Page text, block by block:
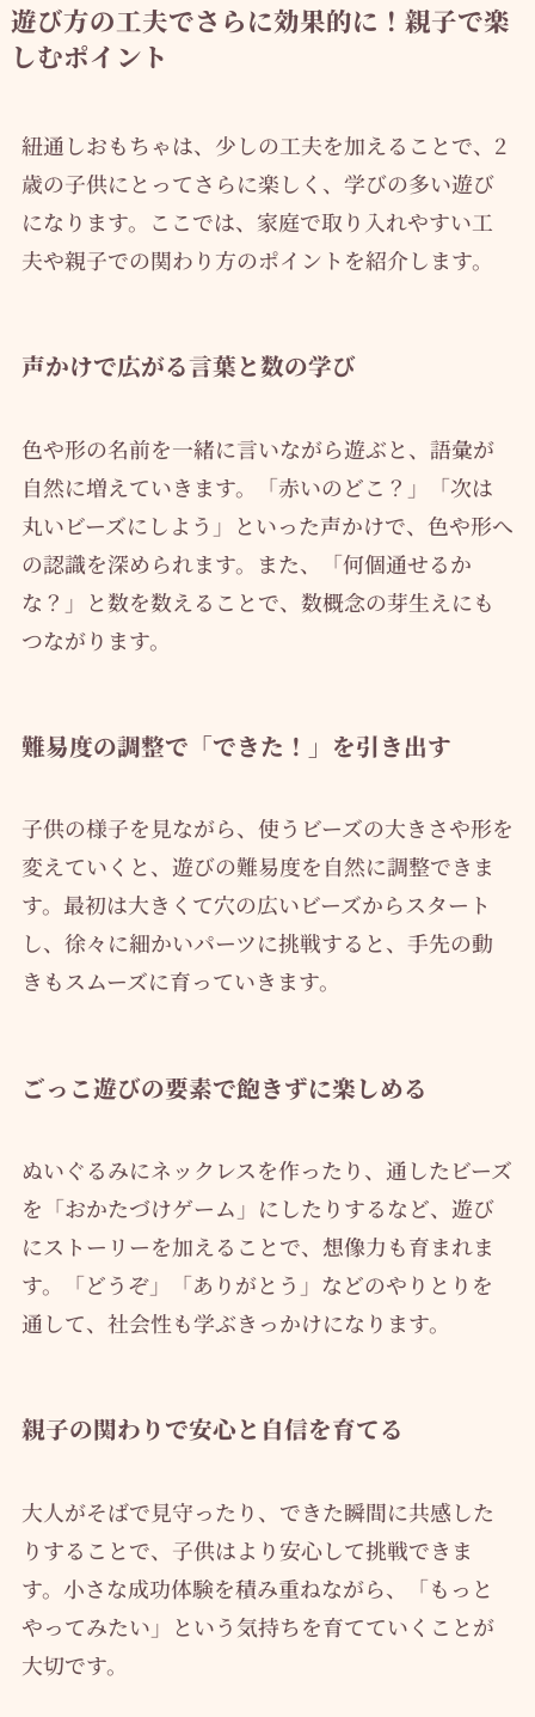
遊び方の工夫でさらに効果的に！親子で楽
しむポイント
紐通しおもちゃは、少しの工夫を加えることで、2
歳の子供にとってさらに楽しく、学びの多い遊び
になります。ここでは、家庭で取り入れやすい工
夫や親子での関わり方のポイントを紹介します。
声かけで広がる言葉と数の学び
色や形の名前を一緒に言いながら遊ぶと、語彙が
自然に増えていきます。「赤いのどこ？」「次は
丸いビーズにしよう」といった声かけで、色や形へ
の認識を深められます。また、「何個通せるか
な？」と数を数えることで、数概念の芽生えにも
つながります。
難易度の調整で「できた！」を引き出す
子供の様子を見ながら、使うビーズの大きさや形を
変えていくと、遊びの難易度を自然に調整できま
す。最初は大きくて穴の広いビーズからスタート
し、徐々に細かいパーツに挑戦すると、手先の動
きもスムーズに育っていきます。
ごっこ遊びの要素で飽きずに楽しめる
ぬいぐるみにネックレスを作ったり、通したビーズ
を「おかたづけゲーム」にしたりするなど、遊び
にストーリーを加えることで、想像力も育まれま
す。「どうぞ」「ありがとう」などのやりとりを
通して、社会性も学ぶきっかけになります。
親子の関わりで安心と自信を育てる
大人がそばで見守ったり、できた瞬間に共感した
りすることで、子供はより安心して挑戦できま
す。小さな成功体験を積み重ねながら、「もっと
やってみたい」という気持ちを育てていくことが
大切です。